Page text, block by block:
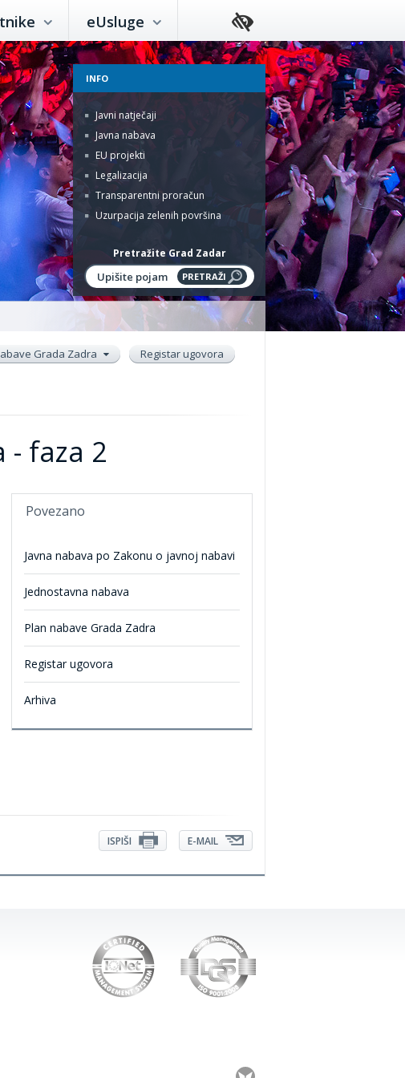
eUsluge
INFO
Javni natječaji
Javna nabava
EU projekti
Legalizacija
Transparentni proračun
Uzurpacija zelenih površina
Pretražite Grad Zadar
Grada Zadra
Registar ugovora
- faza 2
Povezano
Javna nabava po Zakonu o javnoj nabavi
Jednostavna nabava
Plan nabave Grada Zadra
Registar ugovora
Arhiva
E-MAIL
ISPIŠI